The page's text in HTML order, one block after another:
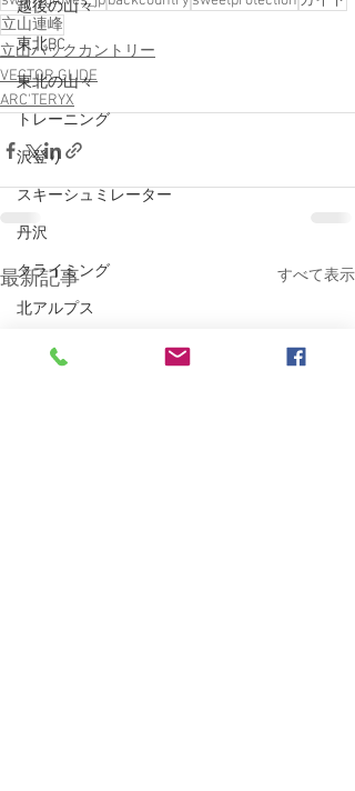
越後の山々
東北BC
東北の山々
トレーニング
沢登り
スキーシュミレーター
丹沢
クライミング
北アルプス
南アルプス
立山連峰
立山バックカントリー
VECTOR GLIDE
ARC'TERYX
最新記事 すべて表示